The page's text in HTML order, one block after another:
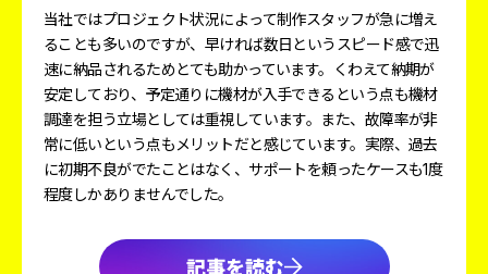
当社ではプロジェクト状況によって制作スタッフが急に増え
ることも多いのですが、早ければ数日というスピード感で迅
速に納品されるためとても助かっています。くわえて納期が
安定しており、予定通りに機材が入手できるという点も機材
調達を担う立場としては重視しています。また、故障率が非
常に低いという点もメリットだと感じています。実際、過去
に初期不良がでたことはなく、サポートを頼ったケースも1度
程度しかありませんでした。
記事を読む